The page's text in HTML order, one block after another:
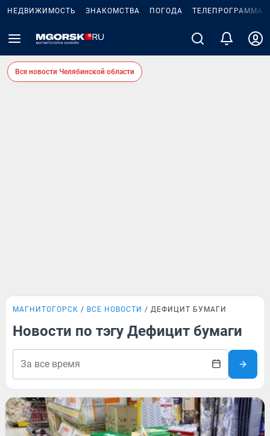
НЕДВИЖИМОСТЬ ЗНАКОМСТВА ПОГОДА ТЕЛЕПРОГРАММА
Все новости Челябинской области
МАГНИТОГОРСК ВСЕ НОВОСТИ ДЕФИЦИТ БУМАГИ
Новости по тэгу Дефицит бумаги